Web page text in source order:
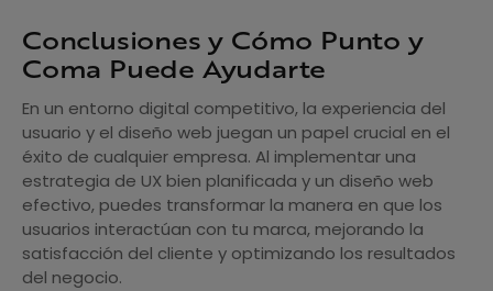
Conclusiones y Cómo Punto y
Coma Puede Ayudarte
En un entorno digital competitivo, la experiencia del
usuario y el diseño web juegan un papel crucial en el
éxito de cualquier empresa. Al implementar una
estrategia de UX bien planificada y un diseño web
efectivo, puedes transformar la manera en que los
usuarios interactúan con tu marca, mejorando la
satisfacción del cliente y optimizando los resultados
del negocio.